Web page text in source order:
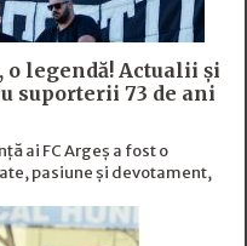
o legendă! Actualii şi
suporterii 73 de ani
ai FC Argeș a fost o
pasiune și devotament,